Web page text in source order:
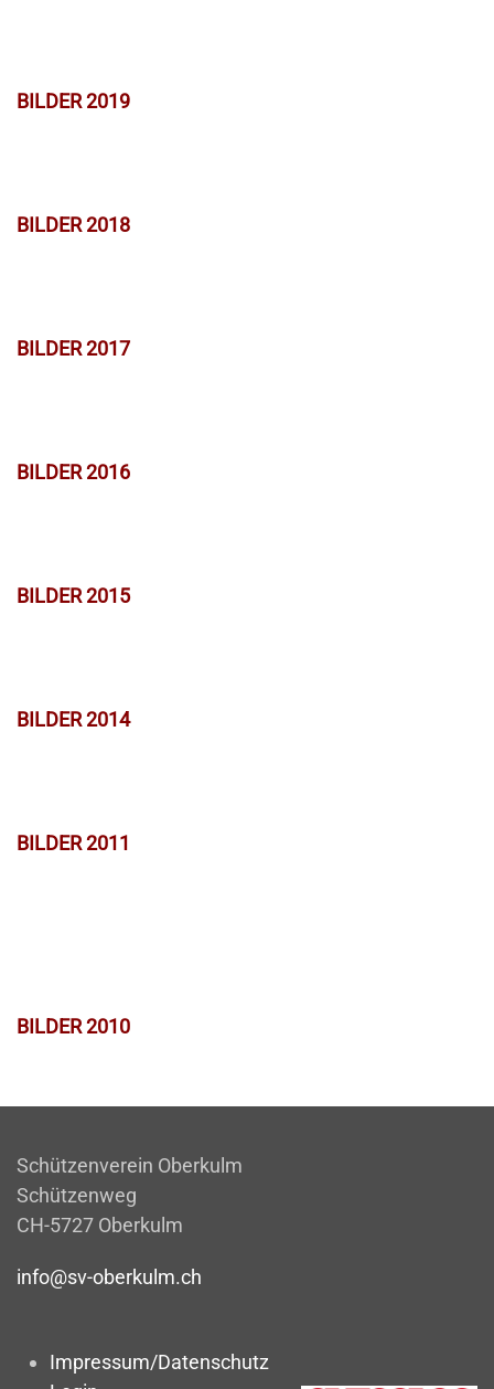
BILDER 2019
BILDER 2018
BILDER 2017
BILDER 2016
BILDER 2015
BILDER 2014
BILDER 2011
BILDER 2010
Schützenverein Oberkulm
Schützenweg
CH-5727 Oberkulm
info@sv-oberkulm.ch
Impressum/Datenschutz